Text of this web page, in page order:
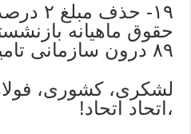
۱۹-
حقوق ماهیانه
۸۹ درون سازمانی تامین اجتماعی.
لشکری، کشوری،
،اتحاد اتحاد!